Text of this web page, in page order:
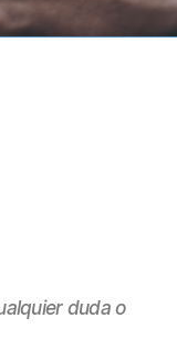
duda o